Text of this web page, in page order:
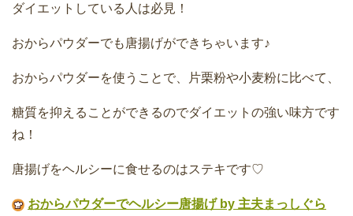
ダイエットしている人は必見！
おからパウダーでも唐揚げができちゃいます♪
おからパウダーを使うことで、片栗粉や小麦粉に比べて、
糖質を抑えることができるのでダイエットの強い味方です
ね！
唐揚げをヘルシーに食せるのはステキです♡
おからパウダーでヘルシー唐揚げ by 主夫まっしぐら